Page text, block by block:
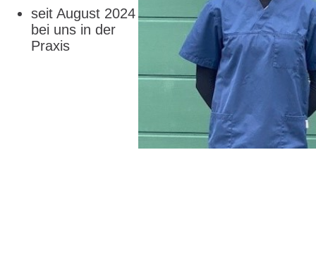
seit August 2024
bei uns in der
Praxis